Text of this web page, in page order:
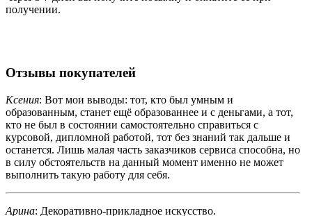
получении.
Отзывы покупателей
Ксения: Вот мои выводы: тот, кто был умным и
образованным, станет ещё образованнее и с деньгами, а тот,
кто не был в состоянии самостоятельно справиться с
курсовой, дипломной работой, тот без знаний так дальше и
останется. Лишь малая часть заказчиков сервиса способна, но
в силу обстоятельств на данный момент именно не может
выполнить такую работу для себя.
Арина: Декоративно-прикладное искусство.